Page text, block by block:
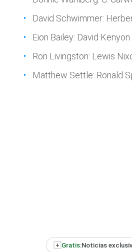
David Schwimmer:
Eion Bailey: David
Ron Livingston: Lewis
Matthew Settle: Ronald
+ Gratis:Noticias